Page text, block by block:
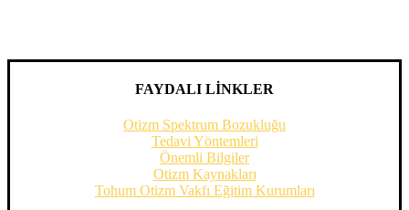
FAYDALI LİNKLER
Otizm Spektrum Bozukluğu
Tedavi Yöntemleri
Önemli Bilgiler
Otizm Kaynakları
Tohum Otizm Vakfı Eğitim Kurumları